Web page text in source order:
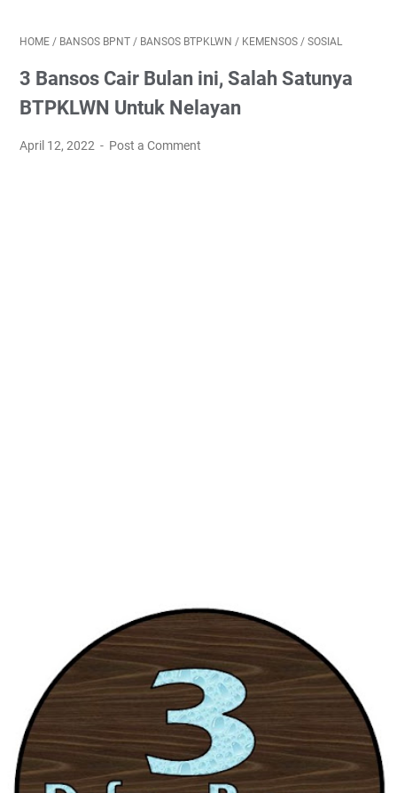
HOME / BANSOS BPNT / BANSOS BTPKLWN / KEMENSOS / SOSIAL
3 Bansos Cair Bulan ini, Salah Satunya
BTPKLWN Untuk Nelayan
April 12, 2022 Post a Comment